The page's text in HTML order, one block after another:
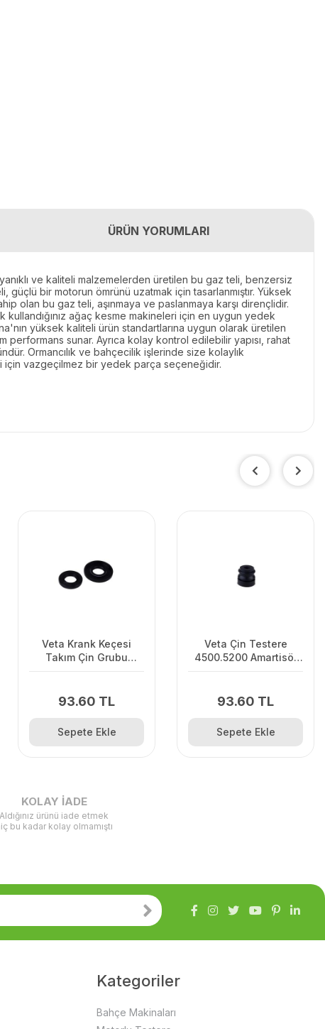
ÜRÜN YORUMLARI
ve kaliteli malzemelerden üretilen bu gaz teli, benzersiz
bir motorun ömrünü uzatmak için tasarlanmıştır. Yüksek
olan bu gaz teli, aşınmaya ve paslanmaya karşı dirençlidir.
kullandığınız ağaç kesme makineleri için en uygun yedek
yüksek kaliteli ürün standartlarına uygun olarak üretilen
sunar. Ayrıca kolay kontrol edilebilir yapısı, rahat
Ormancılık ve bahçecilik işlerinde size kolaylık
için vazgeçilmez bir yedek parça seçeneğidir.
Veta Krank Keçesi
Takım Çin Grubu
93.60 TL
Sepete Ekle
Veta Çin Testere
4500.5200 Amartisör
93.60 TL
Sepete Ekle
KOLAY İADE
Aldığınız ürünü iade etmek
bu kadar kolay olmamıştı
Kategoriler
Bahçe Makinaları